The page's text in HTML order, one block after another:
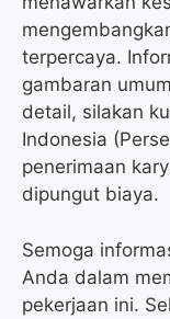
terpercaya.
gambaran
detail, silakan
Indonesia
penerimaan
dipungut biaya.
Semoga
Anda dalam
pekerjaan ini.